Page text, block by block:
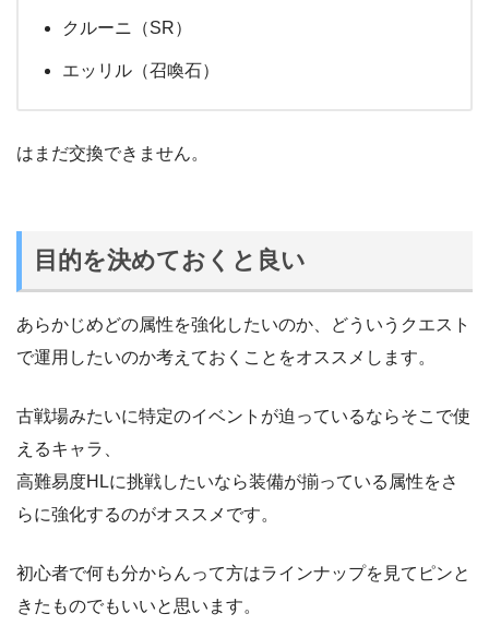
クルーニ（SR）
エッリル（召喚石）
はまだ交換できません。
目的を決めておくと良い
あらかじめどの属性を強化したいのか、どういうクエスト
で運用したいのか考えておくことをオススメします。
古戦場みたいに特定のイベントが迫っているならそこで使
えるキャラ、
高難易度HLに挑戦したいなら装備が揃っている属性をさ
らに強化するのがオススメです。
初心者で何も分からんって方はラインナップを見てピンと
きたものでもいいと思います。